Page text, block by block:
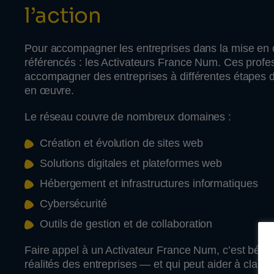
l’action
Pour accompagner les entreprises dans la mise
référencés : les Activateurs France Num. Ces
accompagner des entreprises à différentes
en œuvre.
Le réseau couvre de nombreux domaines :
Création et évolution de sites web
Solutions digitales et plateformes web
Hébergement et infrastructures informatiques
Cybersécurité
Outils de gestion et de collaboration
Faire appel à un Activateur France Num, c’est
réalités des entreprises — et qui peut aider à